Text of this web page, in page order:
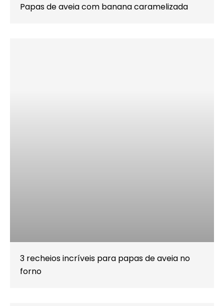
Papas de aveia com banana caramelizada
3 recheios incríveis para papas de aveia no
forno